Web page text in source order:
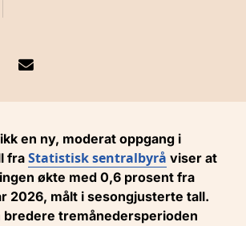
en ny, moderat oppgang i
fra Statistisk sentralbyrå viser at
økte med 0,6 prosent fra
2026, målt i sesongjusterte tall.
bredere tremånedersperioden